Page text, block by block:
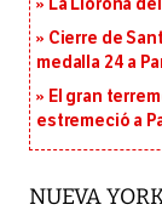
La Llorona
Cierre de
medalla 24 a
El gran
estremeció a
NUEVA